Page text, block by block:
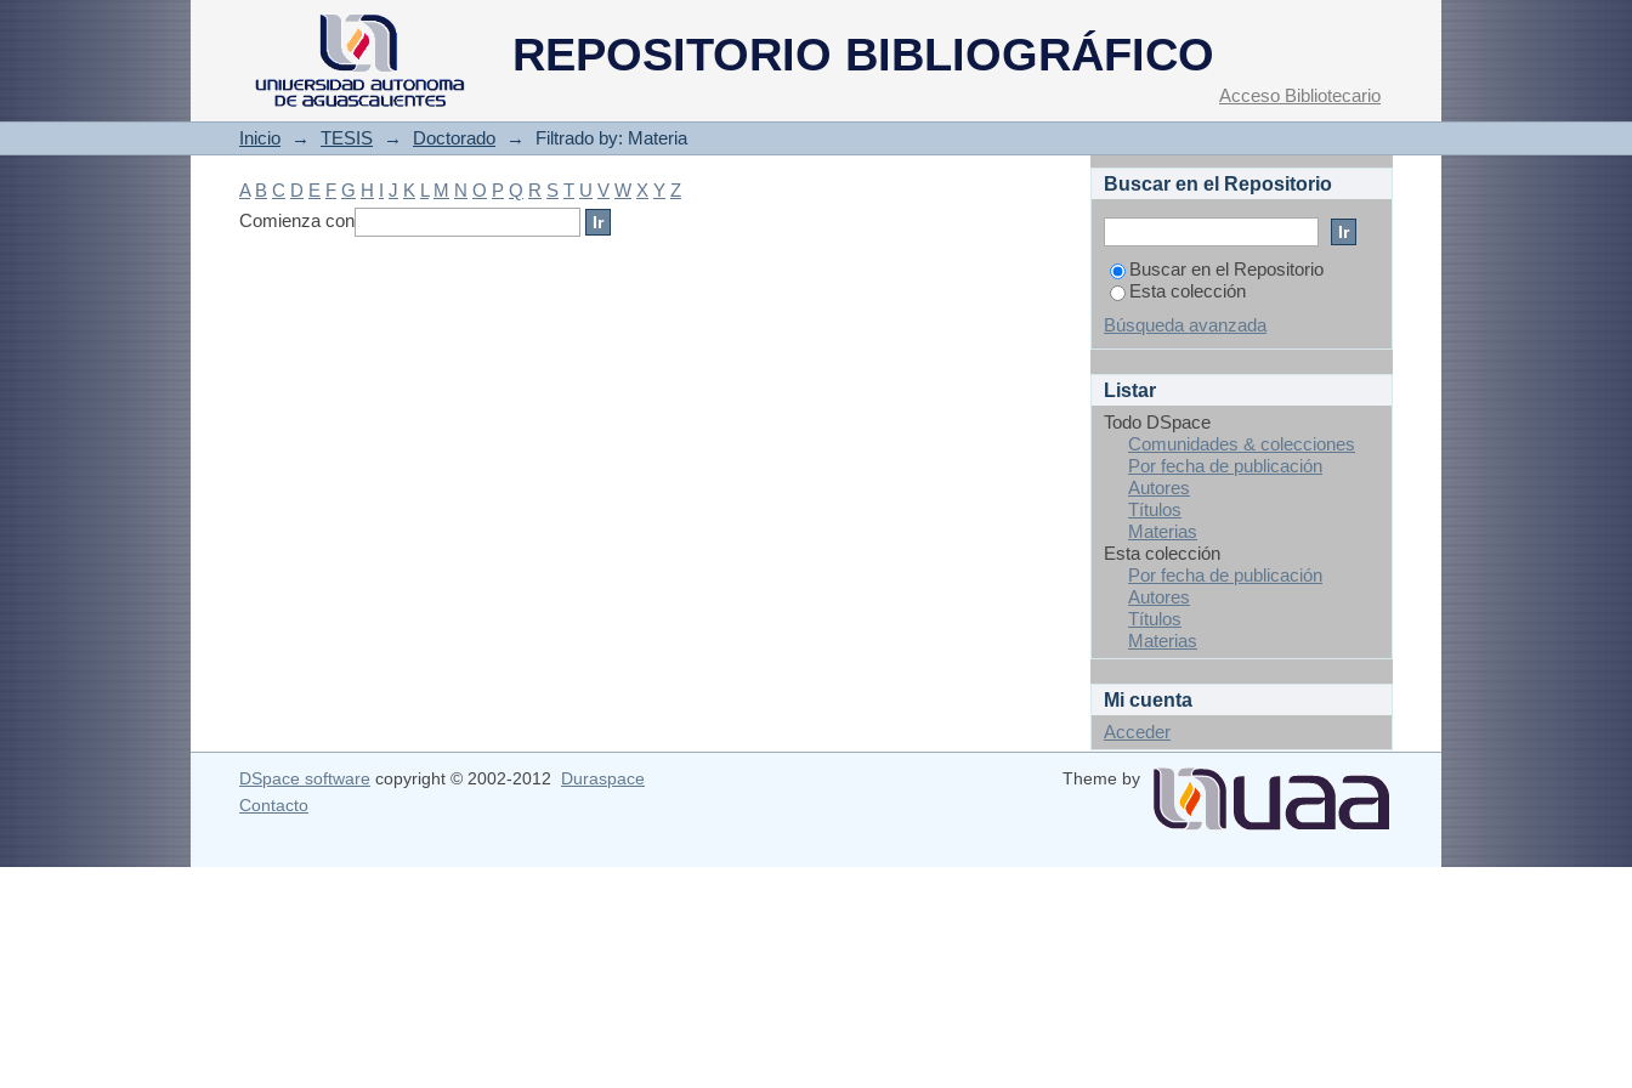
REPOSITORIO BIBLIOGRÁFICO
Filtrado by: Materia
Acceso Bibliotecario
Inicio → TESIS → Doctorado → Filtrado by: Materia
A B C D E F G H I J K L M N O P Q R S T U V W X Y Z
Comienza con
Buscar en el Repositorio
Buscar en el Repositorio
Esta colección
Búsqueda avanzada
Listar
Todo DSpace
Comunidades & colecciones
Por fecha de publicación
Autores
Títulos
Materias
Esta colección
Por fecha de publicación
Autores
Títulos
Materias
Mi cuenta
Acceder
DSpace software copyright © 2002-2012 Duraspace
Theme by
Contacto